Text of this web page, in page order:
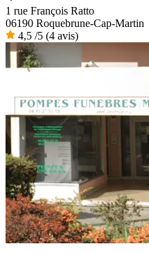
1 rue François Ratto
06190 Roquebrune-Cap-Martin
4,5 /5 (4 avis)